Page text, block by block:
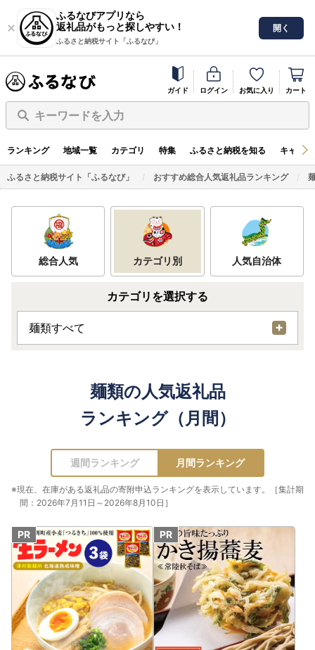
ふるなびアプリなら
返礼品がもっと探しやすい！
ふるさと納税サイト「ふるなび」
開く
ガイド ログイン お気に入り カート
キーワードを入力
ランキング 地域一覧 カテゴリ 特集 ふるさと納税を知る キャン
ふるさと納税サイト「ふるなび」 おすすめ総合人気返礼品ランキング
総合人気 カテゴリ別 人気自治体
カテゴリを選択する
麺類すべて
麺類の人気返礼品
ランキング（月間）
週間ランキング 月間ランキング
※現在、在庫がある返礼品の寄附申込ランキングを表示しています。［集計期
間：2026年7月11日～2026年8月10日］